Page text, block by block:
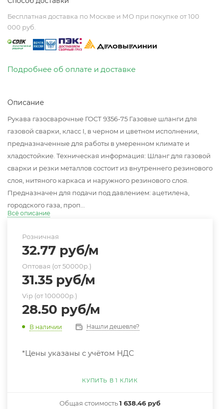
Бесплатная доставка по Москве и МО при покупке от 100
000 руб.
Подробнее об оплате и доставке
Описание
Рукава газосварочные ГОСТ 9356-75 Газовые шланги для
газовой сварки, класс I, в черном и цветном исполнении,
предназначенные для работы в умеренном климате и
хладостойкие. Техническая информация: Шланг для газовой
сварки и резки металлов состоит из внутреннего резинового
слоя, нитяного каркаса и наружного резинового слоя.
Предназначен для подачи под давлением: ацетилена,
городского газа, проп...
Всё описание
Розничная
32.77 руб/м
Оптовая (от 50000р.)
31.35 руб/м
Vip (от 100000р.)
28.50 руб/м
В наличии Нашли дешевле?
*Цены указаны с учётом НДС
КУПИТЬ В 1 КЛИК
Общая стоимость1 638.46 руб